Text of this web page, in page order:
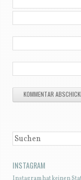
SUCHEN
INSTAGRAM